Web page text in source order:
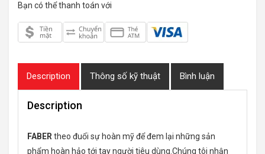
Bạn có thể thanh toán với
Description Thông số kỹ thuật Bình luận
Description
FABER theo đuổi sự hoàn mỹ để đem lại những sản
phẩm hoàn hảo tới tay người tiêu dùng.Chúng tôi nhận